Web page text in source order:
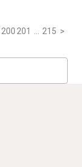
200201 … 215 >